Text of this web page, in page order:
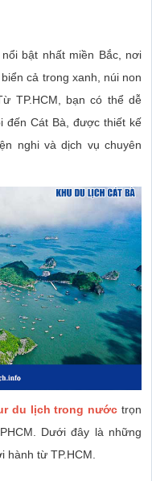
bật nhất miền Bắc, nơi
cả trong xanh, núi non
TP.HCM, bạn có thể dễ
đến Cát Bà, được thiết kế
nghi và dịch vụ chuyên
du lịch trong nước trọn
Dưới đây là những
hành từ TP.HCM.